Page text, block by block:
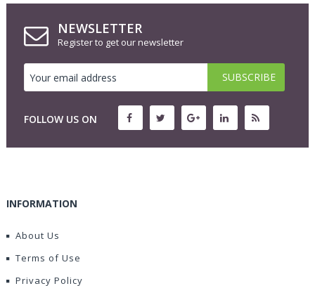
NEWSLETTER
Register to get our newsletter
FOLLOW US ON
INFORMATION
About Us
Terms of Use
Privacy Policy